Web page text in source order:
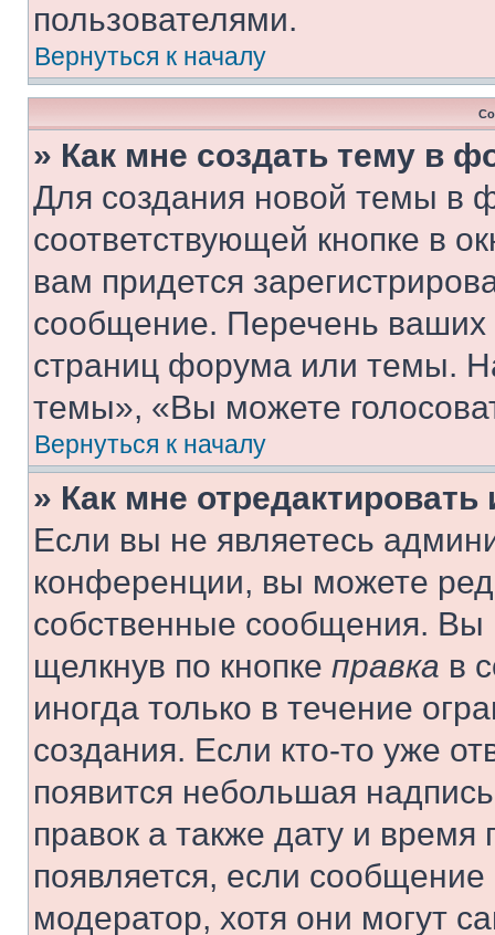
пользователями.
Вернуться к началу
» Как мне создать тему в
Для создания новой темы в
соответствующей кнопке в
вам придется
сообщение. Перечень ваших
страниц форума или темы.
темы», «Вы можете
Вернуться к началу
» Как мне
Если вы не являетесь
конференции, вы можете
собственные сообщения. Вы
щелкнув по кнопке правка в
иногда только в течение
создания. Если кто-то уже
появится небольшая
правок а также дату и
появляется, если
модератор, хотя они могут